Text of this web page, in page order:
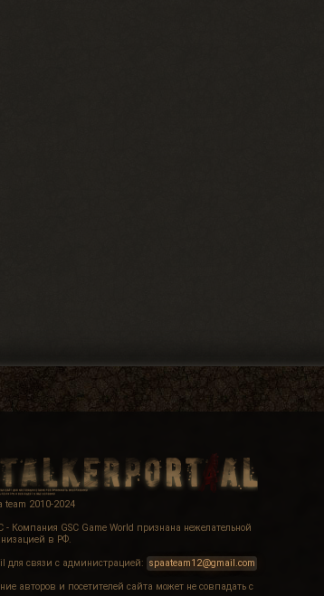
team 2010-2024
- Компания GSC Game World признана нежелательной
в РФ.
для связи с администрацией: spaateam12@gmail.com
авторов и посетителей сайта может не совпадать с